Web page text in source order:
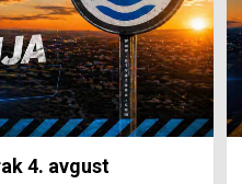
4. avgust